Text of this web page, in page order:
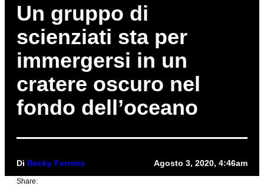
Un gruppo di
scienziati sta per
immergersi in un
cratere oscuro nel
fondo dell’oceano
Di Becky Ferreira Agosto 3, 2020, 4:46am
Share: